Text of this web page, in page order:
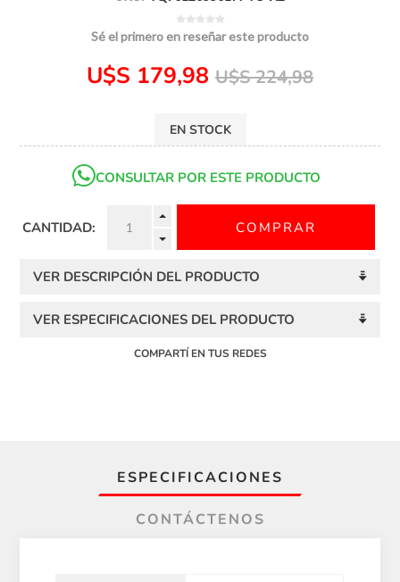
Sé el primero en reseñar este producto
U$S 179,98 U$S 224,98
EN STOCK
CONSULTAR POR ESTE PRODUCTO
CANTIDAD:
VER DESCRIPCIÓN DEL PRODUCTO
VER ESPECIFICACIONES DEL PRODUCTO
COMPARTÍ EN TUS REDES
ESPECIFICACIONES
CONTÁCTENOS